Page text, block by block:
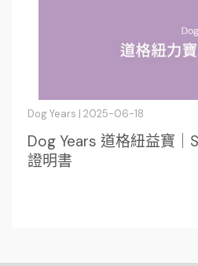
Dog Years 道格紐益寶
證明書
Dog Years | 2025-06-18